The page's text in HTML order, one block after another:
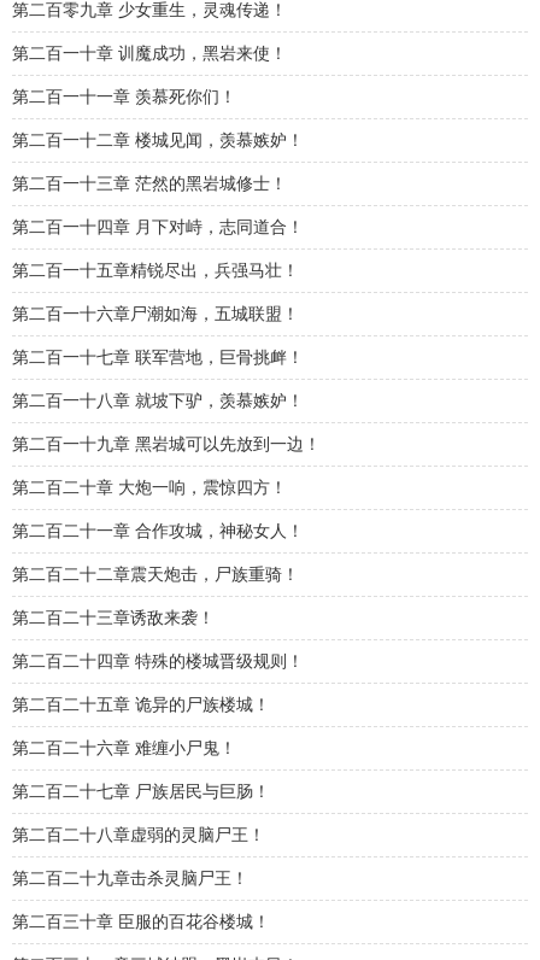
第二百零九章 少女重生，灵魂传递！
第二百一十章 训魔成功，黑岩来使！
第二百一十一章 羡慕死你们！
第二百一十二章 楼城见闻，羡慕嫉妒！
第二百一十三章 茫然的黑岩城修士！
第二百一十四章 月下对峙，志同道合！
第二百一十五章精锐尽出，兵强马壮！
第二百一十六章尸潮如海，五城联盟！
第二百一十七章 联军营地，巨骨挑衅！
第二百一十八章 就坡下驴，羡慕嫉妒！
第二百一十九章 黑岩城可以先放到一边！
第二百二十章 大炮一响，震惊四方！
第二百二十一章 合作攻城，神秘女人！
第二百二十二章震天炮击，尸族重骑！
第二百二十三章诱敌来袭！
第二百二十四章 特殊的楼城晋级规则！
第二百二十五章 诡异的尸族楼城！
第二百二十六章 难缠小尸鬼！
第二百二十七章 尸族居民与巨肠！
第二百二十八章虚弱的灵脑尸王！
第二百二十九章击杀灵脑尸王！
第二百三十章 臣服的百花谷楼城！